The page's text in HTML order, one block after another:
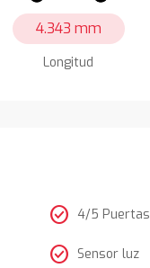
4.343 mm
Longitud
check_circle 4/5 Puertas
check_circle Sensor luz